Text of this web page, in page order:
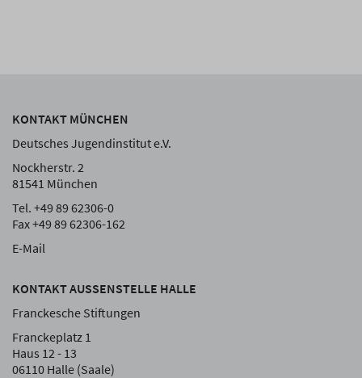
KONTAKT MÜNCHEN
Deutsches Jugendinstitut e.V.
Nockherstr. 2
81541 München
Tel. +49 89 62306-0
Fax +49 89 62306-162
E-Mail
KONTAKT AUSSENSTELLE HALLE
Franckesche Stiftungen
Franckeplatz 1
Haus 12 - 13
06110 Halle (Saale)